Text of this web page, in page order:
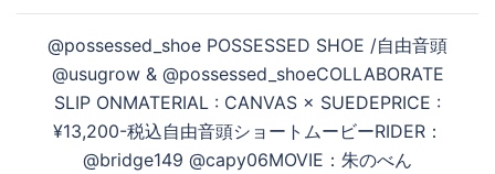
@possessed_shoe POSSESSED SHOE /自由音頭
@usugrow & @possessed_shoeCOLLABORATE
SLIP ONMATERIAL : CANVAS × SUEDEPRICE :
¥13,200-税込自由音頭ショートムービーRIDER：
@bridge149 @capy06MOVIE：朱のべん